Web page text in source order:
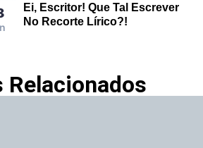
Ei, Escritor! Que Tal Escrever
No Recorte Lírico?!
Relacionados